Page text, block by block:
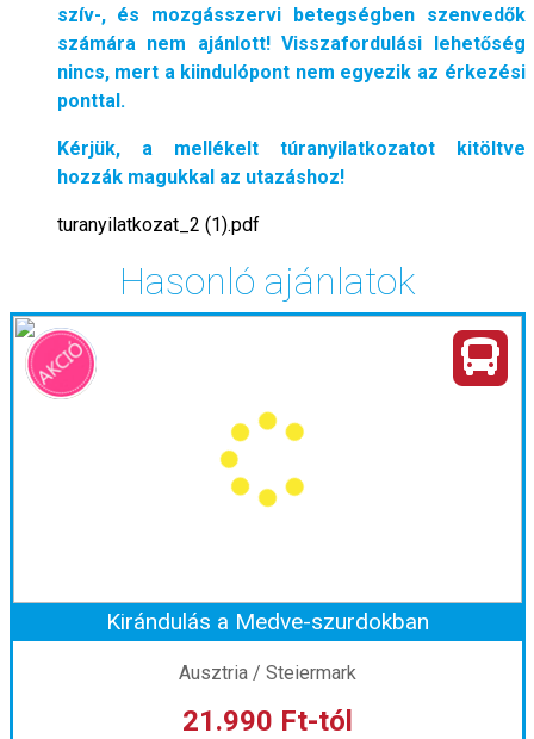
szív-, és mozgásszervi betegségben szenvedők
számára nem ajánlott! Visszafordulási lehetőség
nincs, mert a kiindulópont nem egyezik az érkezési
ponttal.
Kérjük, a mellékelt túranyilatkozatot kitöltve
hozzák magukkal az utazáshoz!
turanyilatkozat_2 (1).pdf
Hasonló ajánlatok
Kirándulás a Medve-szurdokban
Ausztria / Steiermark
21.990 Ft-tól